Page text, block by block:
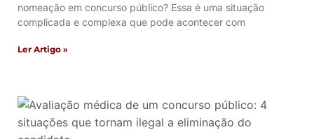
nomeação em concurso público? Essa é uma situação
complicada e complexa que pode acontecer com
Ler Artigo »